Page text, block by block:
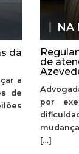
da
a
de
NA
de
por
[…]